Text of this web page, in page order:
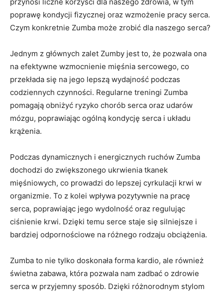
poprawę kondycji fizycznej oraz wzmożenie pracy serca.
Czym konkretnie Zumba może zrobić dla naszego serca?
Jednym z głównych zalet Zumby jest to, że pozwala ona
na efektywne wzmocnienie mięśnia sercowego, co
przekłada się na jego lepszą wydajność podczas
codziennych czynności. Regularne treningi Zumba
pomagają obniżyć ryzyko chorób serca oraz udarów
mózgu, poprawiając ogólną kondycję serca i układu
krążenia.
Podczas dynamicznych i energicznych ruchów Zumba
dochodzi do zwiększonego ukrwienia tkanek
mięśniowych, co prowadzi do lepszej cyrkulacji krwi w
organizmie. To z kolei wpływa pozytywnie na pracę
serca, poprawiając jego wydolność oraz regulując
ciśnienie krwi. Dzięki temu serce staje się silniejsze i
bardziej odpornościowe na różnego rodzaju obciążenia.
Zumba to nie tylko doskonała forma kardio, ale również
świetna zabawa, która pozwala nam zadbać o zdrowie
serca w przyjemny sposób. Dzięki różnorodnym stylom